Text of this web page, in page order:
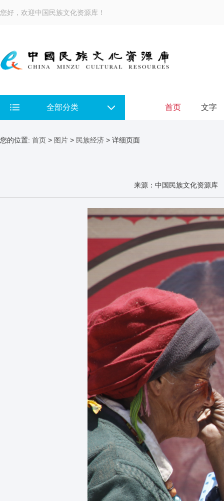
您好，欢迎中国民族文化资源库！
全部分类 首页 文字
您的位置: 首页 > 图片 > 民族经济 > 详细页面
来源：中国民族文化资源库